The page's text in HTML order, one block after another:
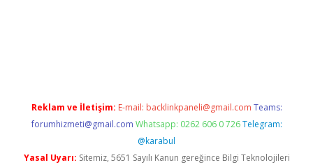
Reklam ve İletişim: E-mail: backlinkpaneli@gmail.com Teams:
forumhizmeti@gmail.com Whatsapp: 0262 606 0 726 Telegram:
@karabul
Yasal Uyarı: Sitemiz, 5651 Sayılı Kanun gereğince Bilgi Teknolojileri